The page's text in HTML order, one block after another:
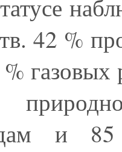
42 %
газовых
и